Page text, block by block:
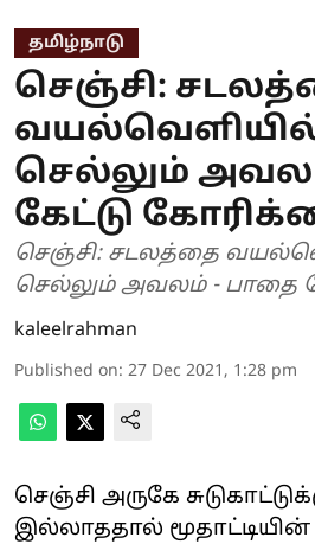
தமிழ்நாடு
செஞ்சி:
வயல்வெளியில்
செல்லும்
கேட்டு
செஞ்சி: சடலத்தை
செல்லும் அவலம் - பாதை
kaleelrahman
Published on: 27 Dec 2021, 1:28 pm
செஞ்சி அருகே
இல்லாததால்